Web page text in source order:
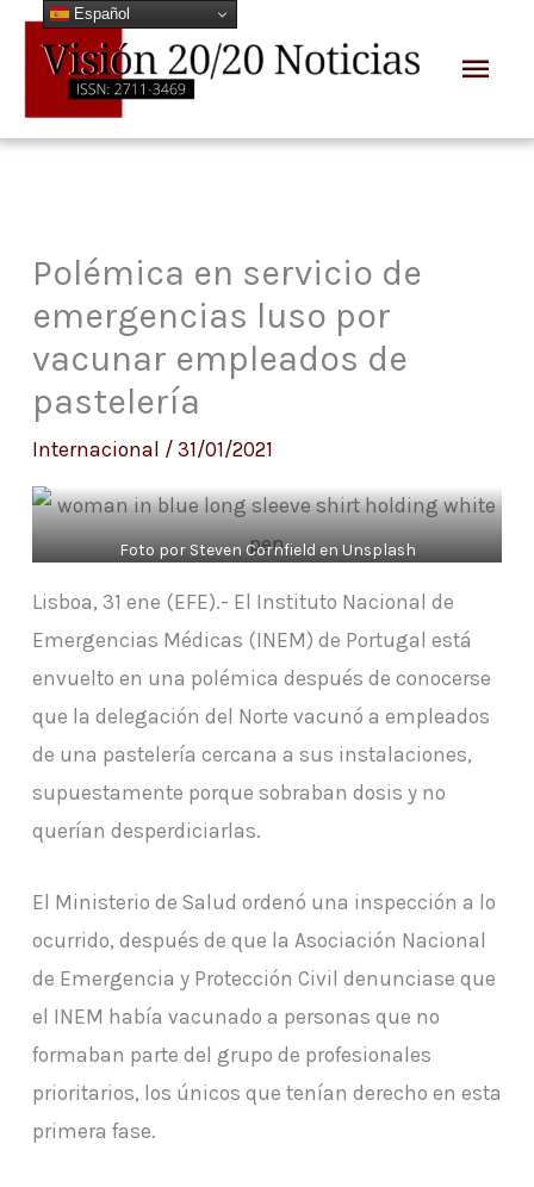
contenido
Polémica en servicio de
emergencias luso por
vacunar empleados de
pastelería
Internacional / 31/01/2021
Foto por Steven Cornfield en Unsplash
Lisboa, 31 ene (EFE).- El Instituto Nacional de
Emergencias Médicas (INEM) de Portugal está
envuelto en una polémica después de conocerse
que la delegación del Norte vacunó a empleados
de una pastelería cercana a sus instalaciones,
supuestamente porque sobraban dosis y no
querían desperdiciarlas.
El Ministerio de Salud ordenó una inspección a lo
ocurrido, después de que la Asociación Nacional
de Emergencia y Protección Civil denunciase que
el INEM había vacunado a personas que no
formaban parte del grupo de profesionales
prioritarios, los únicos que tenían derecho en esta
primera fase.
Español